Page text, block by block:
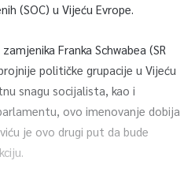
(SOC) u Vijeću Evrope.
Franka Schwabea (SR
političke grupacije u Vijeću
snagu socijalista, kao i
ovo imenovanje dobija
je ovo drugi put da bude